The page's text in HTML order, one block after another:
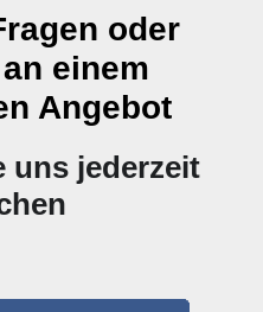
oder
einem
Angebot
uns jederzeit